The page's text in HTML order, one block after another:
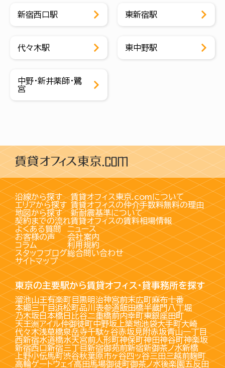
新宿西口駅 東新宿駅
代々木駅 東中野駅
中野・新井薬師・鷺
宮
沿線から探す
エリアから探す
地図から探す
契約までの流れ
賃貸オフィス東京.comについて
賃貸オフィスの仲介手数料無料の理由
新耐震基準について
賃貸オフィスの賃料相場情報
よくある質問
お客様の声
コラム
スタッフブログ
サイトマップ
ニュース
会社案内
利用規約
総合問い合わせ
東京の主要駅から賃貸オフィス・貸事務所を探す
溜池山王有楽町目黒明治神宮前末広町麻布十番
本郷三丁目浜松町品川 表参道飯田橋半蔵門八丁堀
乃木坂日本橋日比谷二重橋前内幸町東銀座田町
天王洲アイル仲御徒町中野坂上築地池袋大手町大崎
代々木浅草橋泉岳寺千駄ヶ谷赤坂見附赤坂青山一丁目
西新宿水道橋水天宮前人形町神保町神田神谷町神楽坂
新宿西口新宿三丁目新宿御苑前新宿新御茶ノ水新橋
上野小伝馬町渋谷秋葉原市ヶ谷四ッ谷三田三越前麹町
高輪ゲートウェイ高田馬場御徒町御茶ノ水後楽園五反田